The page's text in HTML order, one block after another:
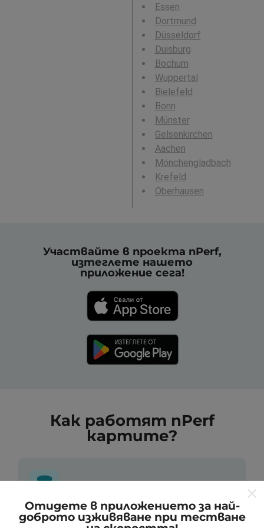
Essen
Dortmund
Düsseldorf
Duisburg
Bochum
Wuppertal
Bielefeld
Bonn
Münster
Gelsenkirchen
Aachen
Mönchengladbach
Krefeld
Oberhausen
Участвайте в проекта nPerf,
изтеглете нашето
приложение сега!
Как работят nPerf
картите?
Откъде идват данните?
Отидете в приложението за най-
доброто изживяване при тестване